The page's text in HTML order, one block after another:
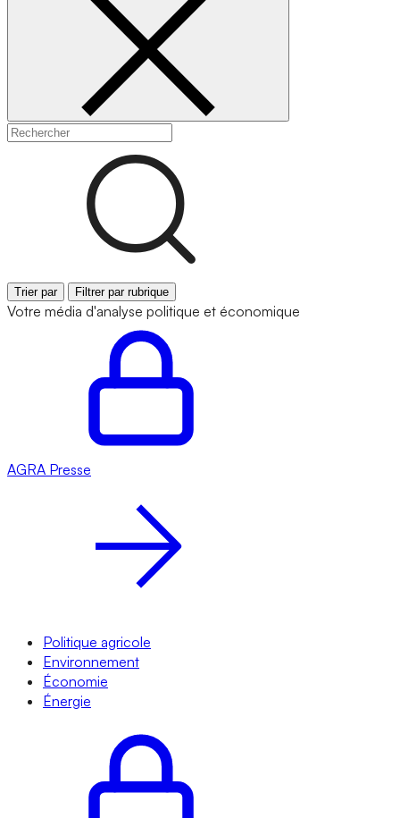
Trier par Filtrer par rubrique
Votre média d'analyse politique et économique
AGRA Presse
Politique agricole
Environnement
Économie
Énergie